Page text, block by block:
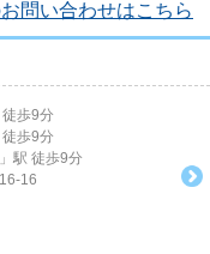
問い合わせはこちら
徒歩9分
徒歩9分
」駅 徒歩9分
16